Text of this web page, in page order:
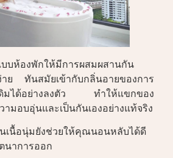
บห้องพักให้มีการผสมผสานกัน
าย ทันสมัยเข้ากับกลิ่นอายของการ
ดิมได้อย่างลงตัว ทำให้แขกของ
ามอบอุ่นและเป็นกันเองอย่างแท้จริง
เนื้อนุ่มยังช่วยให้คุณนอนหลับได้ดี
นาการออก